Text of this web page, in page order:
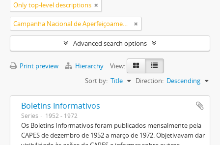
Only top-level descriptions
Campanha Nacional de Aperfeiçoamento de Pessoal de Nível Superior (CAPES)
Advanced search options
Print preview Hierarchy
View:
Sort by: Title Direction: Descending
Boletins Informativos
Series 1952 - 1972
Os Boletins Informativos foram publicados mensalmente pela
CAPES de dezembro de 1952 a março de 1972. Objetivavam dar